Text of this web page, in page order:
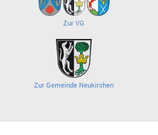
Zur VG
Zur Gemeinde Neukirchen